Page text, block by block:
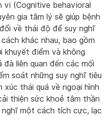
vi (Cognitive behavioral
gia tâm lý sẽ giúp bệnh
về thái độ để suy nghĩ
khác nhau, bao gồm
khuyết điểm và không
liên quan đến các mối
soát những suy nghĩ tiêu
xúc thái quá về ngoại hình
thiện sức khoẻ tâm thần
một cách tích cực, lạc